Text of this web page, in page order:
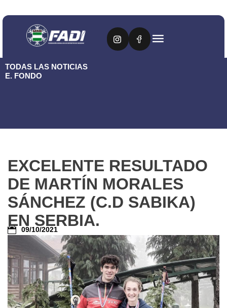
TODAS LAS NOTICIAS
E. FONDO
EXCELENTE RESULTADO
DE MARTÍN MORALES
SÁNCHEZ (C.D SABIKA)
EN SERBIA.
09/10/2021